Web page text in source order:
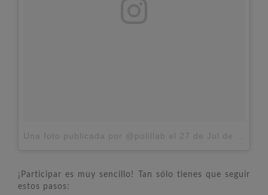
Una foto publicada por @polillab el 27 de Jul de 2015 a la(s) 11:25 PDT
¡Participar es muy sencillo! Tan sólo tienes que seguir
estos pasos: